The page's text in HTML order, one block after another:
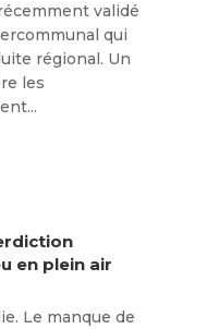
validé
qui
régional. Un
les
en plein air
Le manque de